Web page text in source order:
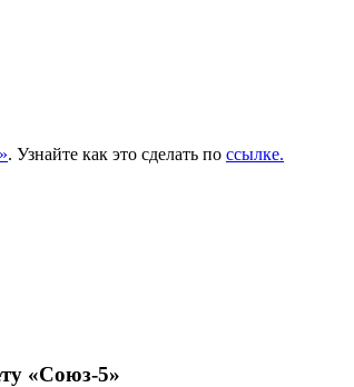
. Узнайте как это сделать по ссылке.
«Союз-5»